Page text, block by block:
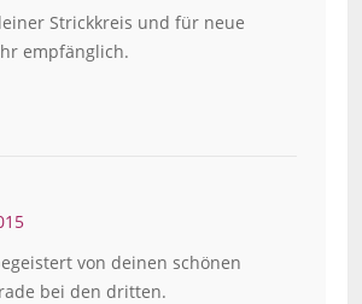
Strickkreis und für neue
empfänglich.
von deinen schönen
bei den dritten.